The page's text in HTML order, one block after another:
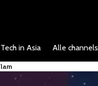
Tech in Asia Alle channels